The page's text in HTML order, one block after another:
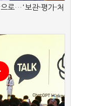
로…'보관·평가·처